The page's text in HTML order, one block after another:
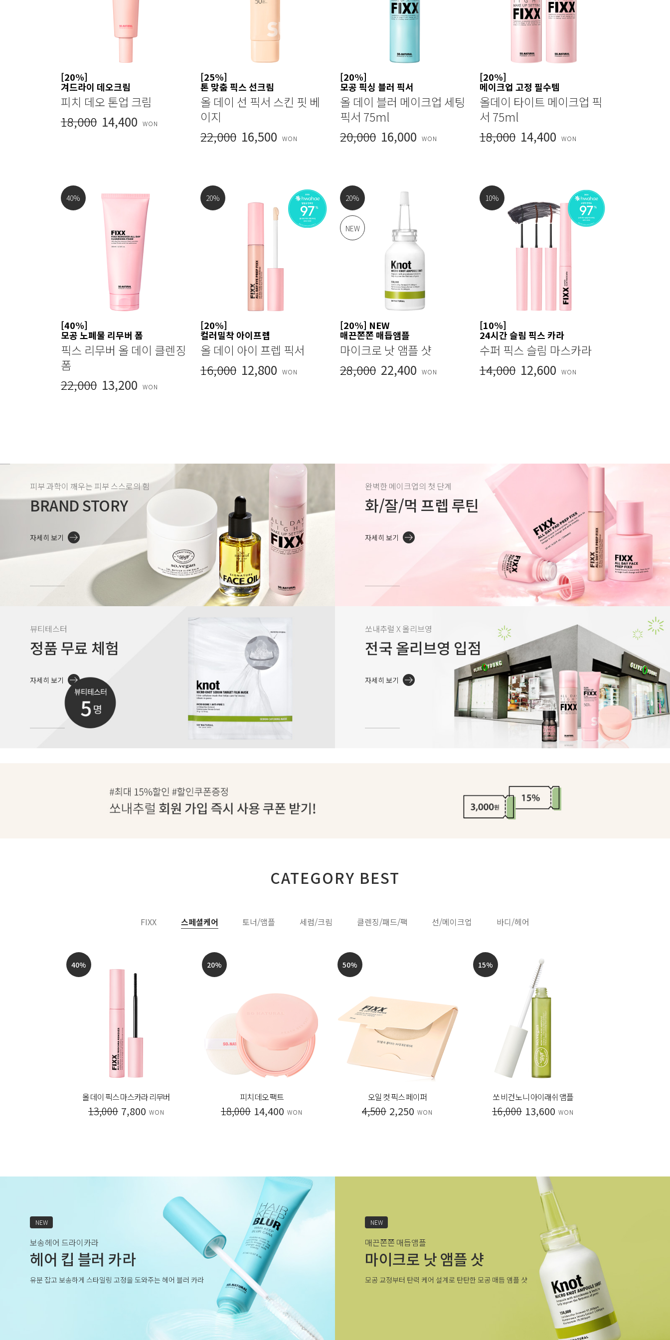
[20%]
겨드라이 데오크림
피치 데오 톤업 크림
18,000 14,400 WON
[25%]
톤 맞춤 픽스 선크림
올 데이 선 픽서 스킨 핏 베
이지
22,000 16,500 WON
[20%]
모공 픽싱 블러 픽서
올 데이 블러 메이크업 세팅
픽서 75ml
20,000 16,000 WON
[20%]
메이크업 고정 필수템
올데이 타이트 메이크업 픽
서 75ml
18,000 14,400 WON
40%
[40%]
모공 노폐물 리무버 폼
픽스 리무버 올 데이 클렌징
폼
22,000 13,200 WON
20%
[20%]
컬러밀착 아이프렙
올 데이 아이 프렙 픽서
16,000 12,800 WON
20%
NEW
[20%] NEW
매끈쫀쫀 매듭앰플
마이크로 낫 앰플 샷
28,000 22,400 WON
10%
[10%]
24시간 슬림 픽스 카라
수퍼 픽스 슬림 마스카라
14,000 12,600 WON
피부 과학이 깨우는 피부 스스로의 힘
BRAND STORY
자세히 보기
완벽한 메이크업의 첫 단계
화/잘/먹 프렙 루틴
자세히 보기
뷰티테스터
정품 무료 체험
자세히 보기
쏘내추럴 X 올리브영
전국 올리브영 입점
자세히 보기
CATEGORY BEST
FIXX 스페셜케어 토너/앰플 세럼/크림 클렌징/패드/팩 선/메이크업 바디/헤어
40%
올 데이 픽스 마스카라 리무버
13,000 7,800 WON
20%
피치 데오 팩트
18,000 14,400 WON
50%
오일 컷 픽스 페이퍼
4,500 2,250 WON
15%
쏘 비건 노니 아이래쉬 앰플
16,000 13,600 WON
NEW
보송헤어 드라이카라
헤어 킵 블러 카라
유분 잡고 보송하게 스타일링 고정을 도와주는 헤어 블러 카라
NEW
매끈쫀쫀 매듭앰플
마이크로 낫 앰플 샷
모공 교정부터 탄력 케어 설계로 탄탄한 모공 매듭 앰플 샷